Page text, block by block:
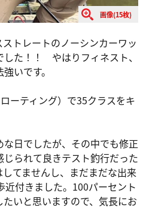
画像(15枚)
トレートのノーシンカーワッ
た！！ やはりフィネスト、
いです。
ーティング）で35クラスをキ
日でしたが、その中でも修正
られて良きテスト釣行だった
てませんし、まだまだな出来
付きました。100パーセント
いと思いますので、気長にお